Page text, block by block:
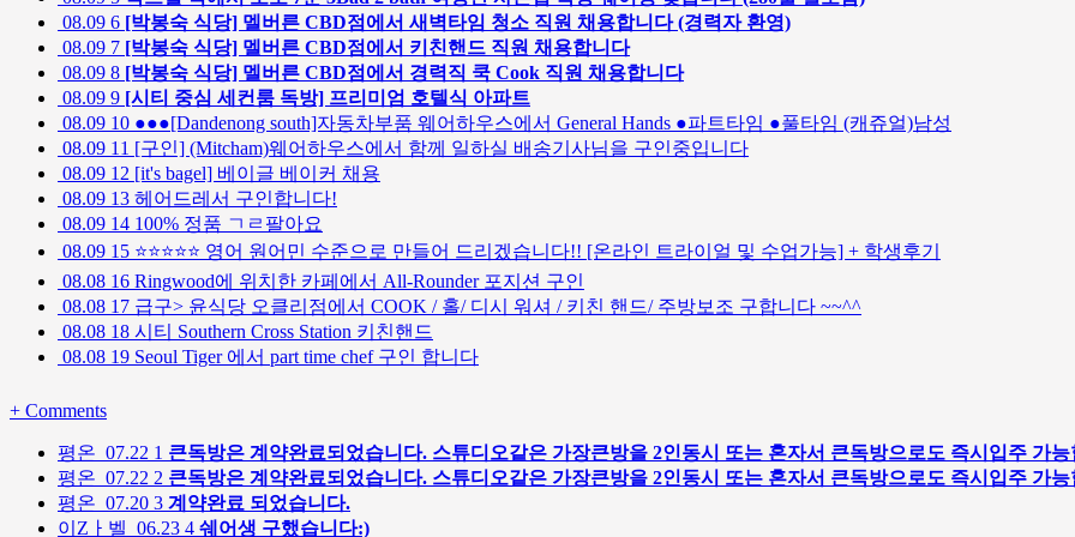
08.09 6 [박봉숙 식당] 멜버른 CBD점에서 새벽타임 청소 직원 채용합니다 (경력자 환영)
08.09 7 [박봉숙 식당] 멜버른 CBD점에서 키친핸드 직원 채용합니다
08.09 8 [박봉숙 식당] 멜버른 CBD점에서 경력직 쿡 Cook 직원 채용합니다
08.09 9 [시티 중심 세컨룸 독방] 프리미엄 호텔식 아파트
08.09 10 ●●●[Dandenong south]자동차부품 웨어하우스에서 General Hands ●파트타임 ●풀타임 (캐쥬얼)남성
08.09 11 [구인] (Mitcham)웨어하우스에서 함께 일하실 배송기사님을 구인중입니다
08.09 12 [it's bagel] 베이글 베이커 채용
08.09 13 헤어드레서 구인합니다!
08.09 14 100% 정품 ㄱㄹ팔아요
08.09 15 ⭐⭐⭐⭐⭐ 영어 원어민 수준으로 만들어 드리겠습니다!! [온라인 트라이얼 및 수업가능] + 학생후기
08.08 16 Ringwood에 위치한 카페에서 All-Rounder 포지션 구인
08.08 17 급구> 윤식당 오클리점에서 COOK / 홀/ 디시 워셔 / 키친 핸드/ 주방보조 구합니다 ~~^^
08.08 18 시티 Southern Cross Station 키친핸드
08.08 19 Seoul Tiger 에서 part time chef 구인 합니다
+ Comments
평온 07.22 1 큰독방은 계약완료되었습니다. 스튜디오같은 가장큰방을 2인동시 또는 혼자서 큰독방으로도 즉시입주 가능
평온 07.22 2 큰독방은 계약완료되었습니다. 스튜디오같은 가장큰방을 2인동시 또는 혼자서 큰독방으로도 즉시입주 가능
평온 07.20 3 계약완료 되었습니다.
이Zㅏ벨 06.23 4 쉐어생 구했습니다:)